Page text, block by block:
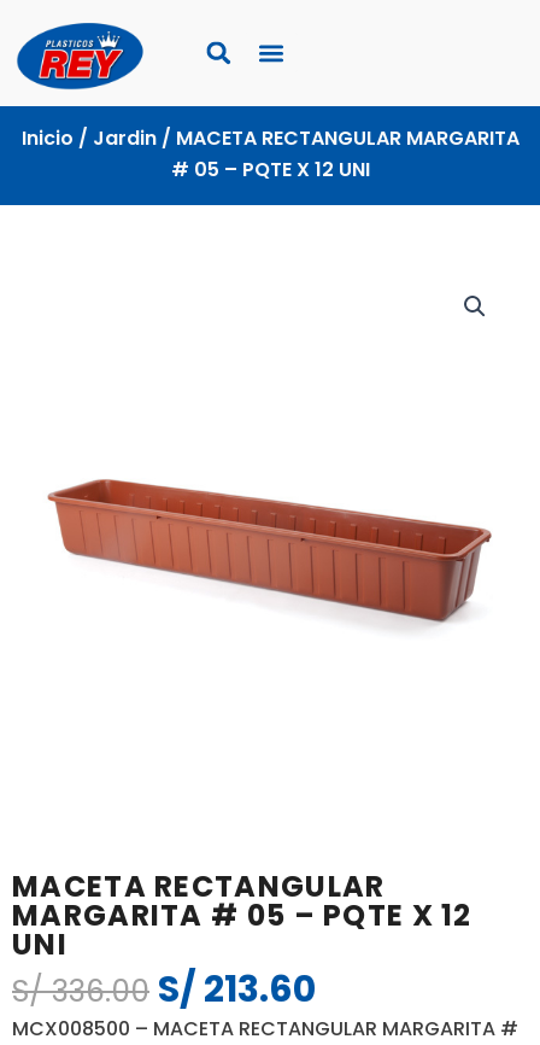
contenido
Inicio / Jardin/ MACETA RECTANGULAR MARGARITA
# 05 – PQTE X 12 UNI
MACETA RECTANGULAR
MARGARITA # 05 – PQTE X 12
UNI
S/336.00 El
precio
S/213.60
precio
MCX008500 – MACETA RECTANGULAR MARGARITA #